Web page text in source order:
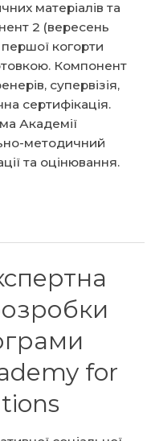
матеріалів та
2 (вересень
когорти
Компонент
супервізія,
сертифікація.
Академії
методичний
та оцінювання.
for